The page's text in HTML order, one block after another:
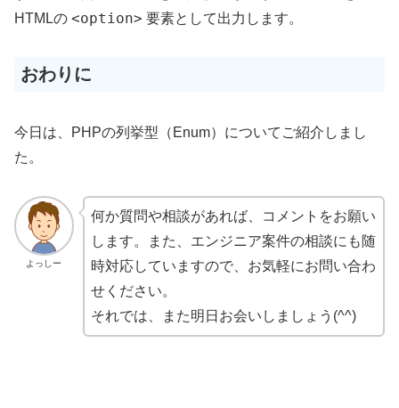
HTMLの <option> 要素として出力します。
おわりに
今日は、PHPの列挙型（Enum）についてご紹介しまし
た。
よっしー
何か質問や相談があれば、コメントをお願い
します。また、エンジニア案件の相談にも随
時対応していますので、お気軽にお問い合わ
せください。
それでは、また明日お会いしましょう(^^)